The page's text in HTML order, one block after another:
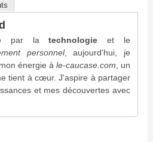
par latechnologie et le
personnel, aujourd'hui, je
énergie àle-caucase.com, un
tient à cœur. J'aspire à partager
et mes découvertes avec